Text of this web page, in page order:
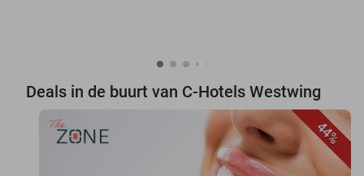
Deals in de buurt van C-Hotels Westwing
44%